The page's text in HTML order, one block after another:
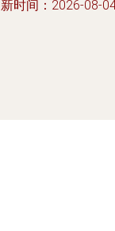
时间：2026-08-